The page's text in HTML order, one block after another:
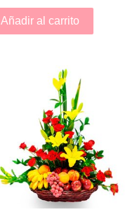
Añadir al carrito